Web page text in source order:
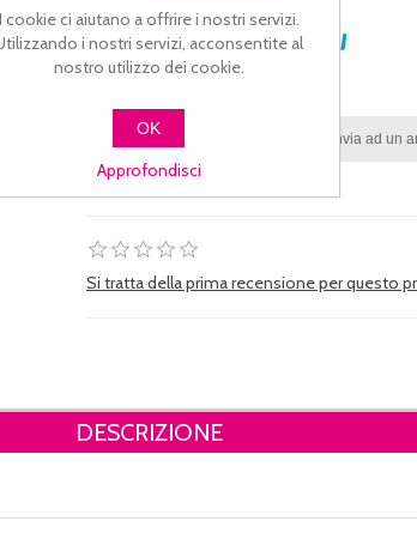
PAGA IN 3 RATE CON
Si tratta della prima recensione per questo
DESCRIZIONE
I cookie ci aiutano a offrire i nostri servizi.
i nostri servizi, acconsentite al
nostro utilizzo dei cookie.
OK
Approfondisci